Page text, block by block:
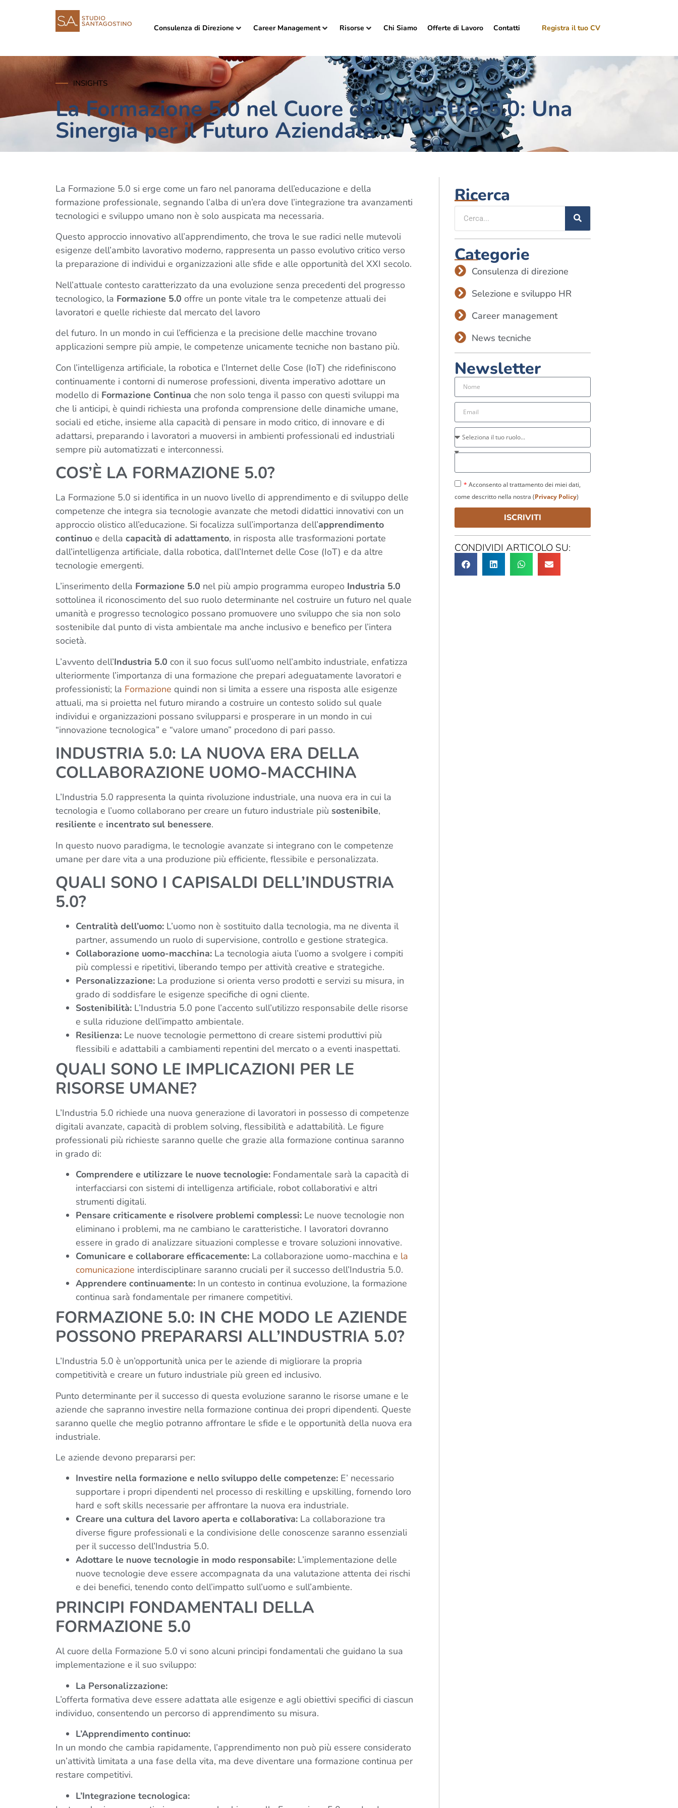
Consulenza di Direzione Career Management Risorse Chi Siamo Offerte di Lavoro Contatti Registra il tuo CV
INSIGHTS
La Formazione 5.0 nel Cuore dell’Industria 5.0: Una
Sinergia per il Futuro Aziendale
La Formazione 5.0 si erge come un faro nel panorama dell’educazione e della
formazione professionale, segnando l’alba di un’era dove l’integrazione tra avanzamenti
tecnologici e sviluppo umano non è solo auspicata ma necessaria.
Questo approccio innovativo all’apprendimento, che trova le sue radici nelle mutevoli
esigenze dell’ambito lavorativo moderno, rappresenta un passo evolutivo critico verso
la preparazione di individui e organizzazioni alle sfide e alle opportunità del XXI secolo.
Nell’attuale contesto caratterizzato da una evoluzione senza precedenti del progresso
tecnologico, la Formazione 5.0 offre un ponte vitale tra le competenze attuali dei
lavoratori e quelle richieste dal mercato del lavoro
del futuro. In un mondo in cui l’efficienza e la precisione delle macchine trovano
applicazioni sempre più ampie, le competenze unicamente tecniche non bastano più.
Con l’intelligenza artificiale, la robotica e l’Internet delle Cose (IoT) che ridefiniscono
continuamente i contorni di numerose professioni, diventa imperativo adottare un
modello di Formazione Continua che non solo tenga il passo con questi sviluppi ma
che li anticipi, è quindi richiesta una profonda comprensione delle dinamiche umane,
sociali ed etiche, insieme alla capacità di pensare in modo critico, di innovare e di
adattarsi, preparando i lavoratori a muoversi in ambienti professionali ed industriali
sempre più automatizzati e interconnessi.
COS’È LA FORMAZIONE 5.0?
La Formazione 5.0 si identifica in un nuovo livello di apprendimento e di sviluppo delle
competenze che integra sia tecnologie avanzate che metodi didattici innovativi con un
approccio olistico all’educazione. Si focalizza sull’importanza dell’apprendimento
continuo e della capacità di adattamento, in risposta alle trasformazioni portate
dall’intelligenza artificiale, dalla robotica, dall’Internet delle Cose (IoT) e da altre
tecnologie emergenti.
L’inserimento della Formazione 5.0 nel più ampio programma europeo Industria 5.0
sottolinea il riconoscimento del suo ruolo determinante nel costruire un futuro nel quale
umanità e progresso tecnologico possano promuovere uno sviluppo che sia non solo
sostenibile dal punto di vista ambientale ma anche inclusivo e benefico per l’intera
società.
L’avvento dell’Industria 5.0 con il suo focus sull’uomo nell’ambito industriale, enfatizza
ulteriormente l’importanza di una formazione che prepari adeguatamente lavoratori e
professionisti; la Formazione quindi non si limita a essere una risposta alle esigenze
attuali, ma si proietta nel futuro mirando a costruire un contesto solido sul quale
individui e organizzazioni possano svilupparsi e prosperare in un mondo in cui
“innovazione tecnologica” e “valore umano” procedono di pari passo.
INDUSTRIA 5.0: LA NUOVA ERA DELLA
COLLABORAZIONE UOMO-MACCHINA
L’Industria 5.0 rappresenta la quinta rivoluzione industriale, una nuova era in cui la
tecnologia e l’uomo collaborano per creare un futuro industriale più sostenibile,
resiliente e incentrato sul benessere.
In questo nuovo paradigma, le tecnologie avanzate si integrano con le competenze
umane per dare vita a una produzione più efficiente, flessibile e personalizzata.
QUALI SONO I CAPISALDI DELL’INDUSTRIA
5.0?
Centralità dell’uomo: L’uomo non è sostituito dalla tecnologia, ma ne diventa il
partner, assumendo un ruolo di supervisione, controllo e gestione strategica.
Collaborazione uomo-macchina: La tecnologia aiuta l’uomo a svolgere i compiti
più complessi e ripetitivi, liberando tempo per attività creative e strategiche.
Personalizzazione: La produzione si orienta verso prodotti e servizi su misura, in
grado di soddisfare le esigenze specifiche di ogni cliente.
Sostenibilità: L’Industria 5.0 pone l’accento sull’utilizzo responsabile delle risorse
e sulla riduzione dell’impatto ambientale.
Resilienza: Le nuove tecnologie permettono di creare sistemi produttivi più
flessibili e adattabili a cambiamenti repentini del mercato o a eventi inaspettati.
QUALI SONO LE IMPLICAZIONI PER LE
RISORSE UMANE?
L’Industria 5.0 richiede una nuova generazione di lavoratori in possesso di competenze
digitali avanzate, capacità di problem solving, flessibilità e adattabilità. Le figure
professionali più richieste saranno quelle che grazie alla formazione continua saranno
in grado di:
Comprendere e utilizzare le nuove tecnologie: Fondamentale sarà la capacità di
interfacciarsi con sistemi di intelligenza artificiale, robot collaborativi e altri
strumenti digitali.
Pensare criticamente e risolvere problemi complessi: Le nuove tecnologie non
eliminano i problemi, ma ne cambiano le caratteristiche. I lavoratori dovranno
essere in grado di analizzare situazioni complesse e trovare soluzioni innovative.
Comunicare e collaborare efficacemente: La collaborazione uomo-macchina e la
comunicazione interdisciplinare saranno cruciali per il successo dell’Industria 5.0.
Apprendere continuamente: In un contesto in continua evoluzione, la formazione
continua sarà fondamentale per rimanere competitivi.
FORMAZIONE 5.0: IN CHE MODO LE AZIENDE
POSSONO PREPARARSI ALL’INDUSTRIA 5.0?
L’Industria 5.0 è un’opportunità unica per le aziende di migliorare la propria
competitività e creare un futuro industriale più green ed inclusivo.
Punto determinante per il successo di questa evoluzione saranno le risorse umane e le
aziende che sapranno investire nella formazione continua dei propri dipendenti. Queste
saranno quelle che meglio potranno affrontare le sfide e le opportunità della nuova era
industriale.
Le aziende devono prepararsi per:
Investire nella formazione e nello sviluppo delle competenze: E’ necessario
supportare i propri dipendenti nel processo di reskilling e upskilling, fornendo loro
hard e soft skills necessarie per affrontare la nuova era industriale.
Creare una cultura del lavoro aperta e collaborativa: La collaborazione tra
diverse figure professionali e la condivisione delle conoscenze saranno essenziali
per il successo dell’Industria 5.0.
Adottare le nuove tecnologie in modo responsabile: L’implementazione delle
nuove tecnologie deve essere accompagnata da una valutazione attenta dei rischi
e dei benefici, tenendo conto dell’impatto sull’uomo e sull’ambiente.
PRINCIPI FONDAMENTALI DELLA
FORMAZIONE 5.0
Al cuore della Formazione 5.0 vi sono alcuni principi fondamentali che guidano la sua
implementazione e il suo sviluppo:
La Personalizzazione:
L’offerta formativa deve essere adattata alle esigenze e agli obiettivi specifici di ciascun
individuo, consentendo un percorso di apprendimento su misura.
L’Apprendimento continuo:
In un mondo che cambia rapidamente, l’apprendimento non può più essere considerato
un’attività limitata a una fase della vita, ma deve diventare una formazione continua per
restare competitivi.
L’Integrazione tecnologica:
Ricerca
Categorie
Consulenza di direzione
Selezione e sviluppo HR
Career management
News tecniche
Newsletter
* Acconsento al trattamento dei miei dati,
come descritto nella nostra (Privacy Policy)
ISCRIVITI
CONDIVIDI ARTICOLO SU: